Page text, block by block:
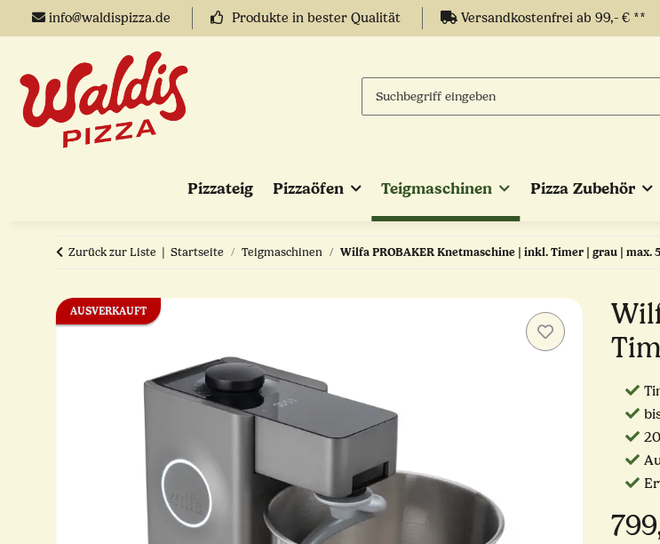
info@waldispizza.de Produkte in bester Qualität Versandkostenfrei ab 99,- € **
Pizzateig Pizzaöfen Teigmaschinen Pizza Zubehör
Zurück zur Liste Startseite Teigmaschinen Wilfa PROBAKER Knetmaschine | inkl. Timer | grau | max.
AUSVERKAUFT